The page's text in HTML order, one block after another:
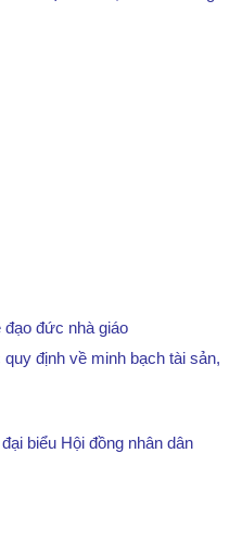
đạo đức nhà giáo
định về minh bạch tài sản,
biểu Hội đồng nhân dân